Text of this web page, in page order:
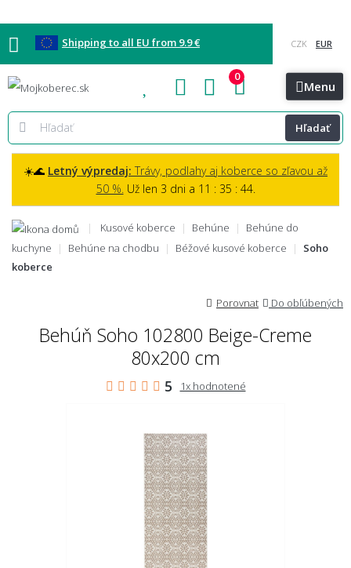
Shipping to all EU from 9.9 €
Blog Kontakt Menu
Hľadať
0
☀️🌊 Letný výpredaj: Trávy, podlahy aj koberce so zľavou až
50 %. Už len 3 dni a 11 : 35 : 43.
Kusové koberce Behúne
Behúne do
kuchyne
Behúne na chodbu Béžové kusové koberce
Soho
koberce
Porovnat Do obľúbených
Behúň Soho 102800 Beige-Creme
80x200 cm
5 1x hodnotené